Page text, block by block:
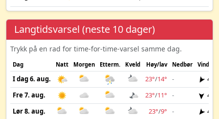
Langtidsvarsel (neste 10 dager)
Trykk på en rad for time-for-time-varsel samme dag.
Dag Natt Morgen Etterm. Kveld Høy/lav Nedbør Vind
I dag 6. aug. 23°/14° -
4
Fre 7. aug.
23°/11° -
4
Lør 8. aug.
23°/9° -
4